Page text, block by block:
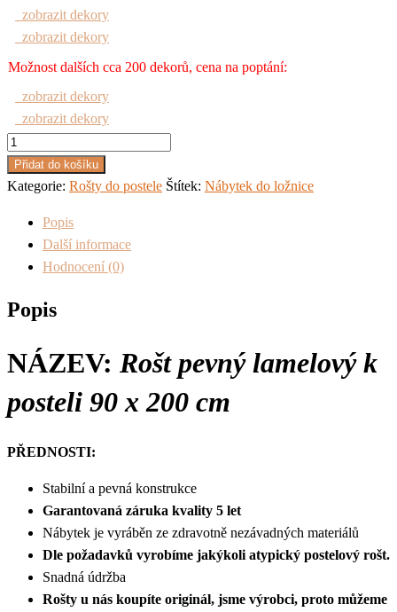
zobrazit dekory
zobrazit dekory
Možnost dalších cca 200 dekorů, cena na poptání:
zobrazit dekory
zobrazit dekory
Rošt
pevný
lamelový
Přidat do košíku
Kategorie: Rošty do postele Štítek: Nábytek do ložnice
Popis
Další informace
Hodnocení (0)
Popis
NÁZEV: Rošt pevný lamelový k
posteli 90 x 200 cm
PŘEDNOSTI:
Stabilní a pevná konstrukce
Garantovaná záruka kvality 5 let
Nábytek je vyráběn ze zdravotně nezávadných materiálů
Dle požadavků vyrobíme jakýkoli atypický postelový rošt.
Snadná údržba
Rošty u nás koupíte originál, jsme výrobci, proto můžeme